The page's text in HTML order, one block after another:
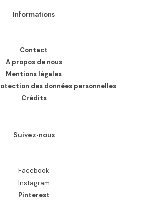
Informations
Contact
A propos de nous
Mentions légales
des données personnelles
Crédits
Suivez-nous
Facebook
Instagram
Pinterest